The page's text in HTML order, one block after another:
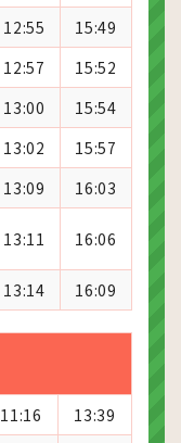
12:55
15:49
12:57
15:52
13:00
15:54
13:02
15:57
13:09
16:03
13:11 16:06
13:14 16:09
11:16
13:39